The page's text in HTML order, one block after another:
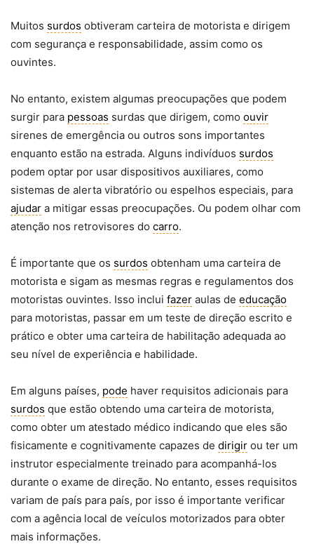
Muitos surdos obtiveram carteira de motorista e dirigem
com segurança e responsabilidade, assim como os
ouvintes.
No entanto, existem algumas preocupações que podem
surgir para pessoas surdas que dirigem, como ouvir
sirenes de emergência ou outros sons importantes
enquanto estão na estrada. Alguns indivíduos surdos
podem optar por usar dispositivos auxiliares, como
sistemas de alerta vibratório ou espelhos especiais, para
ajudar a mitigar essas preocupações. Ou podem olhar com
atenção nos retrovisores do carro.
É importante que os surdos obtenham uma carteira de
motorista e sigam as mesmas regras e regulamentos dos
motoristas ouvintes. Isso inclui fazer aulas de educação
para motoristas, passar em um teste de direção escrito e
prático e obter uma carteira de habilitação adequada ao
seu nível de experiência e habilidade.
Em alguns países, pode haver requisitos adicionais para
surdos que estão obtendo uma carteira de motorista,
como obter um atestado médico indicando que eles são
fisicamente e cognitivamente capazes de dirigir ou ter um
instrutor especialmente treinado para acompanhá-los
durante o exame de direção. No entanto, esses requisitos
variam de país para país, por isso é importante verificar
com a agência local de veículos motorizados para obter
mais informações.